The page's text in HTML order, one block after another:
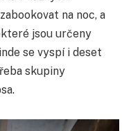
na noc, a
jsou určeny
se vyspí i deset
skupiny